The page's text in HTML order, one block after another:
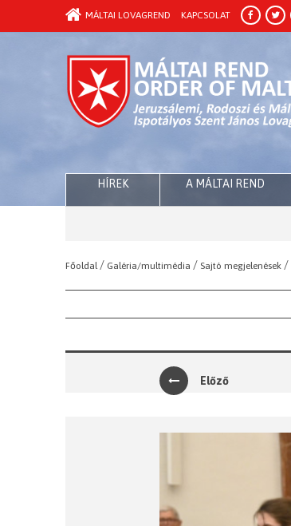
MÁLTAI LOVAGREND KAPCSOLAT
HÍREK A MÁLTAI REND
Főoldal / Galéria/multimédia / Sajtó megjelenések /
Előző